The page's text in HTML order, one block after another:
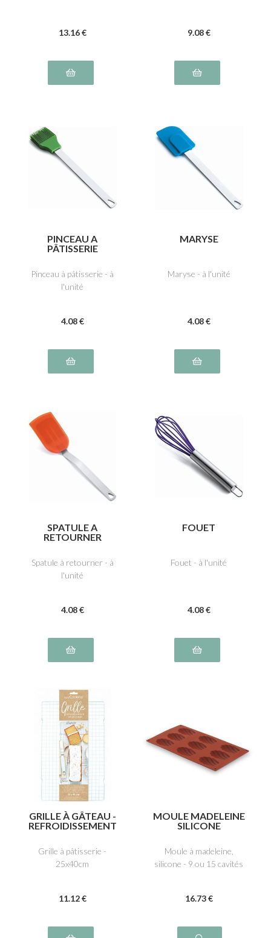
13.16 € 9.08 €
PINCEAU A
PÂTISSERIE
Pinceau à pâtisserie - à
l'unité
4.08 €
MARYSE
Maryse - à l'unité
4.08 €
SPATULE A
RETOURNER
Spatule à retourner - à
l'unité
4.08 €
FOUET
Fouet - à l'unité
4.08 €
GRILLE À GÂTEAU -
REFROIDISSEMENT
Grille à pâtisserie -
25x40cm
11.12 €
MOULE MADELEINE
SILICONE
Moule à madeleine,
silicone - 9 ou 15 cavités
16.73 €